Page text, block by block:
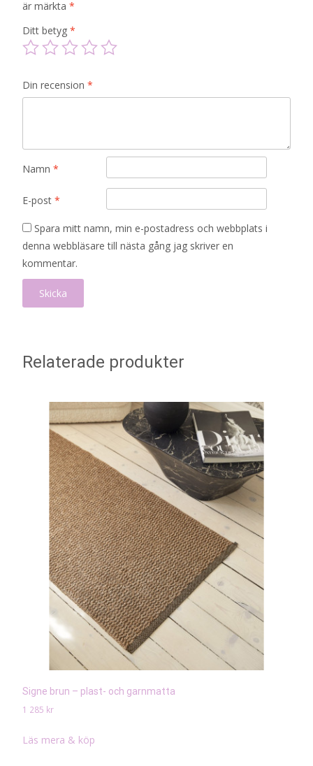
är märkta *
Ditt betyg *
Din recension *
Namn *
E-post *
Spara mitt namn, min e-postadress och webbplats i
denna webbläsare till nästa gång jag skriver en
kommentar.
Relaterade produkter
Signe brun – plast- och garnmatta
1 285 kr
Läs mera & köp